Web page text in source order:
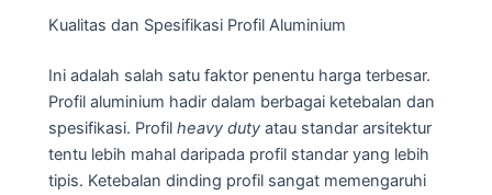
Kualitas dan Spesifikasi Profil Aluminium
Ini adalah salah satu faktor penentu harga terbesar.
Profil aluminium hadir dalam berbagai ketebalan dan
spesifikasi. Profil heavy duty atau standar arsitektur
tentu lebih mahal daripada profil standar yang lebih
tipis. Ketebalan dinding profil sangat memengaruhi